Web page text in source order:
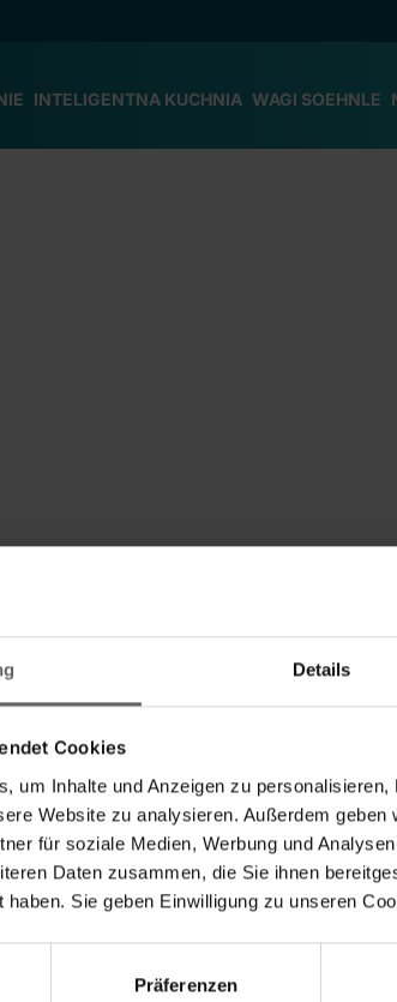
Details
Cookies
um Inhalte und Anzeigen zu
Website zu analysieren. Außerdem
für soziale Medien, Werbung und
Daten zusammen, die Sie ihnen
Sie geben Einwilligung zu unseren
Präferenzen
INTELIGENTNA KUCHNIA WAGI SOEHNLE